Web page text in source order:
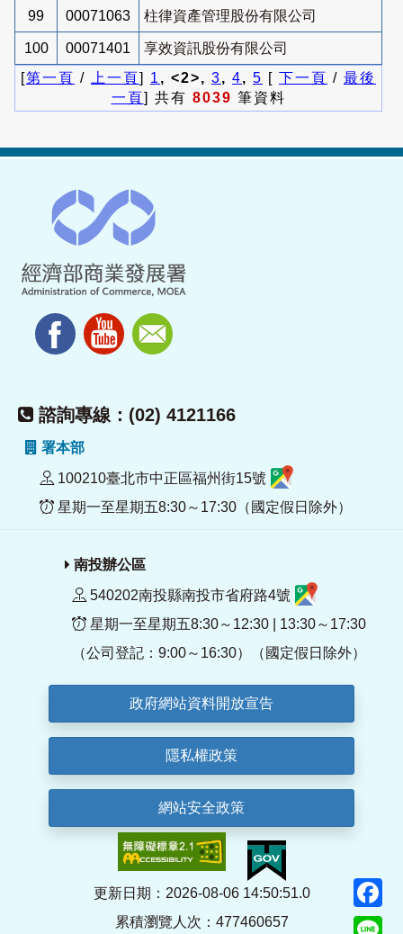
99 00071063 柱律資產管理股份有限公司
100 00071401
享效資訊股份有限公司
[第一頁 / 上一頁] 1 , <2>, 3, 4, 5 [ 下一頁 / 最後
一頁] 共有 8039 筆資料
諮詢專線：(02) 4121166
署本部
100210臺北市中正區福州街15號
星期一至星期五8:30～17:30（國定假日除外）
南投辦公區
540202南投縣南投市省府路4號
星期一至星期五8:30～12:30 | 13:30～17:30
（公司登記：9:00～16:30）（國定假日除外）
政府網站資料開放宣告
隱私權政策
網站安全政策
更新日期：2026-08-06 14:50:51.0
累積瀏覽人次：477460657